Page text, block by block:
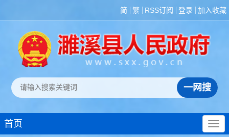
简 繁 RSS订阅 登录 加入收藏
首页